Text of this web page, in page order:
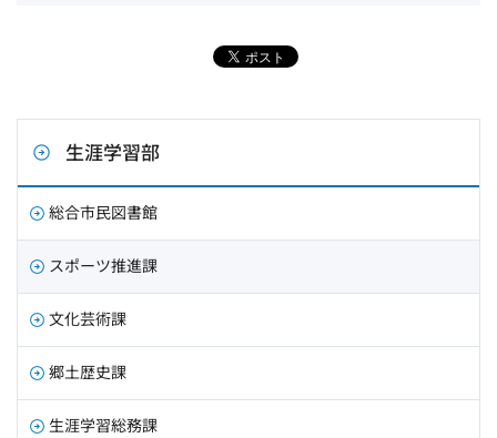
生涯学習部
総合市民図書館
スポーツ推進課
文化芸術課
郷土歴史課
生涯学習総務課